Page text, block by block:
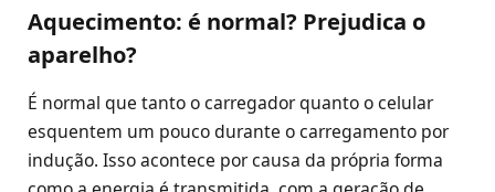
Aquecimento: é normal? Prejudica o
aparelho?
É normal que tanto o carregador quanto o celular
esquentem um pouco durante o carregamento por
indução. Isso acontece por causa da própria forma